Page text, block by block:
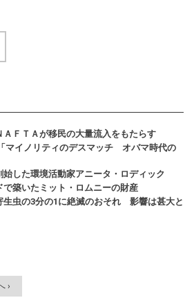
ＡＦＴＡが移民の大量流入をもたらす
マイノリティのデスマッチ オバマ時代の
始した環境活動家アニータ・ロディック
で築いたミット・ロムニーの財産
生虫の3分の1に絶滅のおそれ 影響は甚大と
›